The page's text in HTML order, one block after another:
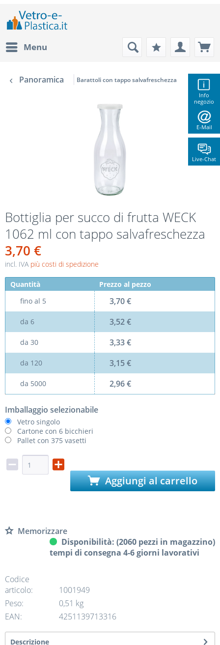
Info
negozio
E-Mail
Live-Chat
Menu
Panoramica Barattoli con tappo salvafreschezza
Bottiglia per succo di frutta WECK
1062 ml con tappo salvafreschezza
3,70 €
incl. IVA più costi di spedizione
Quantità
Prezzo al pezzo
fino al 5 3,70 €
da 6 3,52 €
da 30 3,33 €
da 120 3,15 €
da 5000 2,96 €
Imballaggio selezionabile
Vetro singolo
Cartone con 6 bicchieri
Pallet con 375 vasetti
Aggiungi al carrello
Memorizzare
Disponibilità: (2060 pezzi in magazzino)
tempi di consegna 4-6 giorni lavorativi
Codice
articolo:
1001949
Peso:
0,51 kg
EAN:
4251139713316
Descrizione